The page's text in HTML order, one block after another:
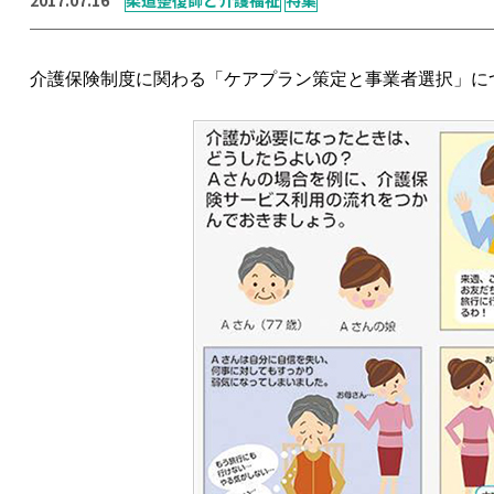
介護保険制度に関わる「ケアプラン策定と事業者選択」に